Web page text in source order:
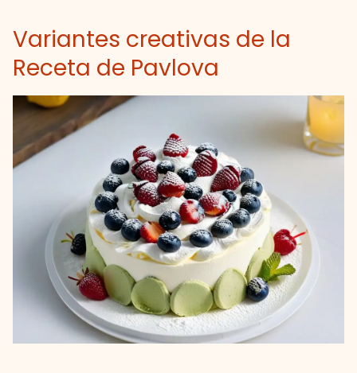
Variantes creativas de la
Receta de Pavlova